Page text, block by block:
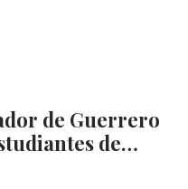
de Guerrero
de…